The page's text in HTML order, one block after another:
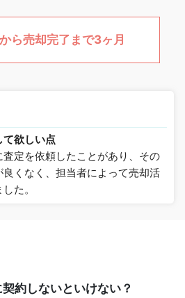
ら売却完了まで3ヶ月
て欲しい点
定を依頼したことがあり、その
くなく、担当者によって売却活
た。
約しないといけない？